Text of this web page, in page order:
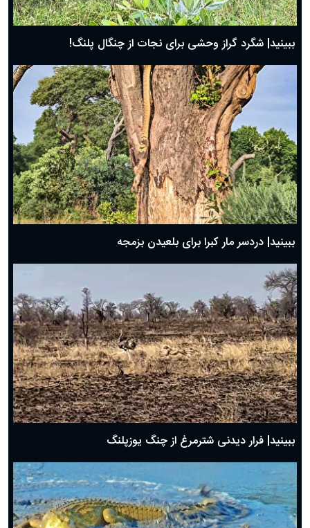
ببینید| شگرد گراز وحشی برای نجات از چنگال پلنگ!
ببینید| دردسر مار کبرا برای بلعیدن بزمجه
ببینید| فرار دیدنی شترمرغ از چنگ یوزپلنگ